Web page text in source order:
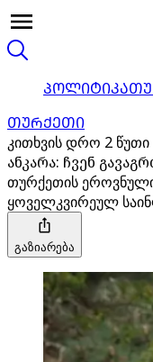
ᲞᲝᲚᲘᲢᲘᲙᲐ
ᲗᲣᲠᲥᲔᲗᲘ
კითხვის დრო 2 წუთი
ანკარა: ჩვენ
თურქეთის
ყოველკვირეულ
გაზიარება